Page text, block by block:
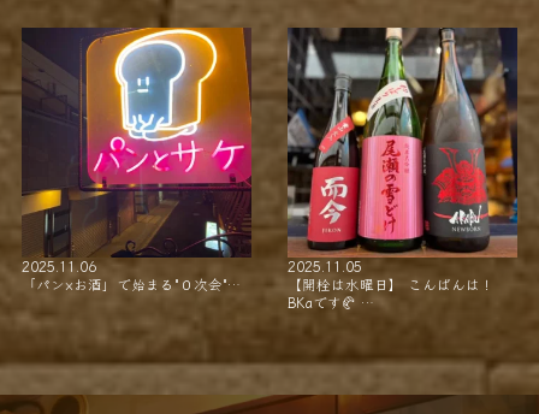
2025.11.06
「パン×お酒」で始まる"０次会"…
2025.11.05
【開栓は水曜日】 こんばんは！
BKaです🥐 …